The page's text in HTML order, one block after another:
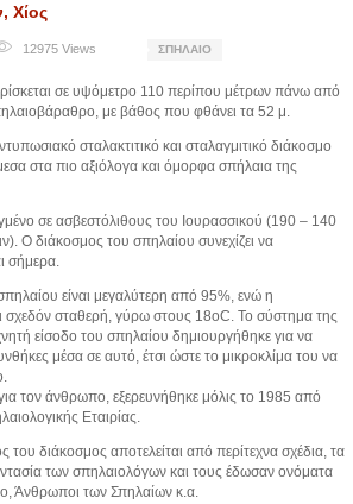
Χίος
12975 Views ΣΠΉΛΑΙΟ
σε υψόμετρο 110 περίπου μέτρων πάνω από
με βάθος που φθάνει τα 52 μ.
σταλακτιτικό και σταλαγμιτικό διάκοσμο
στα πιο αξιόλογα και όμορφα σπήλαια της
σε ασβεστόλιθους του Ιουρασσικού (190 – 140
Ο διάκοσμος του σπηλαίου συνεχίζει να
σήμερα.
είναι μεγαλύτερη από 95%, ενώ η
σχεδόν σταθερή, γύρω στους 18οC. Το σύστημα της
είσοδο του σπηλαίου δημιουργήθηκε για να
μέσα σε αυτό, έτσι ώστε το μικροκλίμα του να
τον άνθρωπο, εξερευνήθηκε μόλις το 1985 από
Εταιρίας.
του διάκοσμος αποτελείται από περίτεχνα σχέδια, τα
των σπηλαιολόγων και τους έδωσαν ονόματα
Άνθρωποι των Σπηλαίων κ.α.